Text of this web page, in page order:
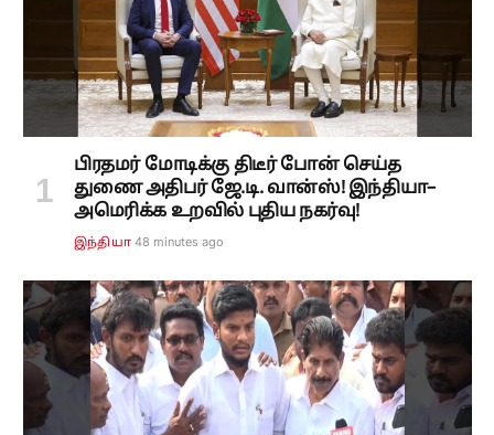
பிரதமர் மோடிக்கு திடீர் போன் செய்த
துணை அதிபர் ஜே.டி. வான்ஸ்! இந்தியா–
அமெரிக்க உறவில் புதிய நகர்வு!
இந்தியா 48 minutes ago